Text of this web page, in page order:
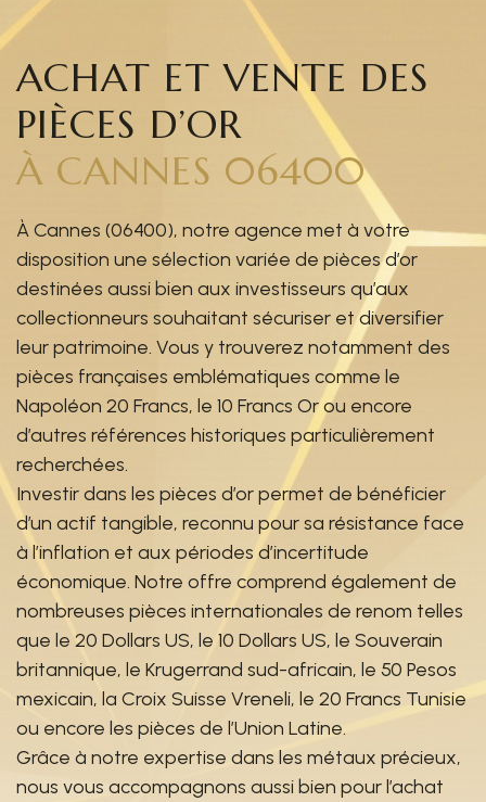
ACHAT ET VENTE DES
PIÈCES D’OR
À CANNES 06400
À Cannes (06400), notre agence met à votre
disposition une sélection variée de pièces d’or
destinées aussi bien aux investisseurs qu’aux
collectionneurs souhaitant sécuriser et diversifier
leur patrimoine. Vous y trouverez notamment des
pièces françaises emblématiques comme le
Napoléon 20 Francs, le 10 Francs Or ou encore
d’autres références historiques particulièrement
recherchées.
Investir dans les pièces d’or permet de bénéficier
d’un actif tangible, reconnu pour sa résistance face
à l’inflation et aux périodes d’incertitude
économique. Notre offre comprend également de
nombreuses pièces internationales de renom telles
que le 20 Dollars US, le 10 Dollars US, le Souverain
britannique, le Krugerrand sud-africain, le 50 Pesos
mexicain, la Croix Suisse Vreneli, le 20 Francs Tunisie
ou encore les pièces de l’Union Latine.
Grâce à notre expertise dans les métaux précieux,
nous vous accompagnons aussi bien pour l’achat